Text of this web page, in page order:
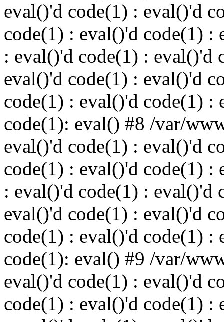
eval()'d code(1) : eval()'d
code(1) : eval()'d code(1) :
: eval()'d code(1) : eval()'d
eval()'d code(1) : eval()'d
code(1) : eval()'d code(1) :
code(1): eval() #8 /var/
eval()'d code(1) : eval()'d
code(1) : eval()'d code(1) :
: eval()'d code(1) : eval()'d
eval()'d code(1) : eval()'d
code(1) : eval()'d code(1) :
code(1): eval() #9 /var/
eval()'d code(1) : eval()'d
code(1) : eval()'d code(1) :